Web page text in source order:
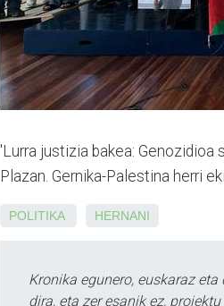
'Lurra justizia bakea: Genozidioa
Plazan. Gernika-Palestina herri
POLITIKA HERNANI
Kronika egunero, euskaraz
dira, eta zer esanik ez,